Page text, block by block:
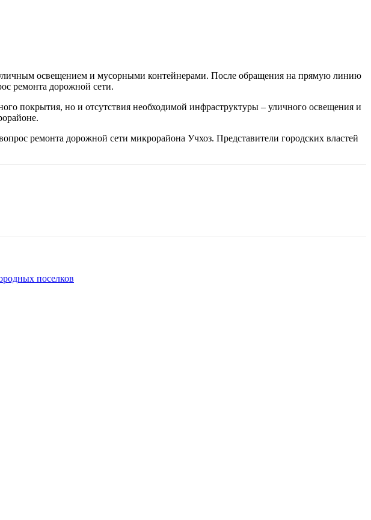
освещением и мусорными контейнерами. После обращения на прямую линию
ремонта дорожной сети.
покрытия, но и отсутствия необходимой инфраструктуры – уличного освещения и
ремонта дорожной сети микрорайона Учхоз. Представители городских властей
поселков